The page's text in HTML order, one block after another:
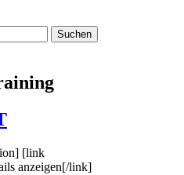
[link
anzeigen[/link]